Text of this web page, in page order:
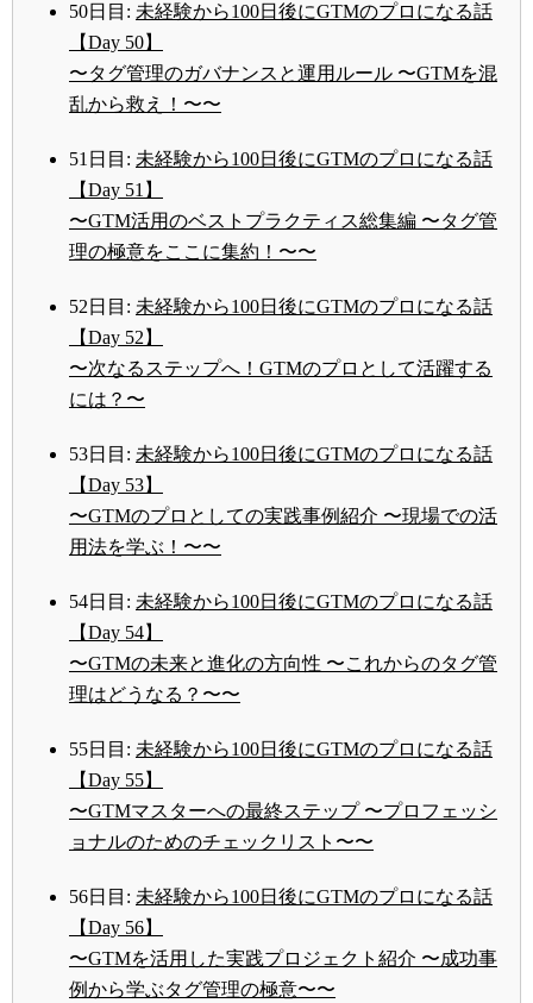
50日目: 未経験から100日後にGTMのプロになる話
【Day 50】
〜タグ管理のガバナンスと運用ルール 〜GTMを混
乱から救え！〜〜
51日目: 未経験から100日後にGTMのプロになる話
【Day 51】
〜GTM活用のベストプラクティス総集編 〜タグ管
理の極意をここに集約！〜〜
52日目: 未経験から100日後にGTMのプロになる話
【Day 52】
〜次なるステップへ！GTMのプロとして活躍する
には？〜
53日目: 未経験から100日後にGTMのプロになる話
【Day 53】
〜GTMのプロとしての実践事例紹介 〜現場での活
用法を学ぶ！〜〜
54日目: 未経験から100日後にGTMのプロになる話
【Day 54】
〜GTMの未来と進化の方向性 〜これからのタグ管
理はどうなる？〜〜
55日目: 未経験から100日後にGTMのプロになる話
【Day 55】
〜GTMマスターへの最終ステップ 〜プロフェッシ
ョナルのためのチェックリスト〜〜
56日目: 未経験から100日後にGTMのプロになる話
【Day 56】
〜GTMを活用した実践プロジェクト紹介 〜成功事
例から学ぶタグ管理の極意〜〜